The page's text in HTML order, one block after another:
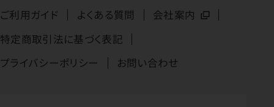
ご利用ガイド よくある質問
会社案内
特定商取引法に基づく表記
プライバシーポリシー
お問い合わせ